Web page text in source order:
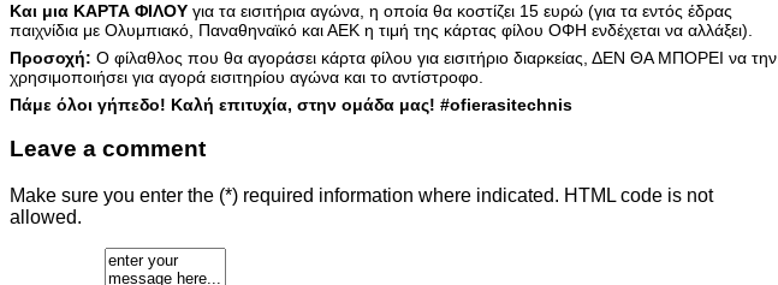
Και μια ΚΑΡΤΑ ΦΙΛΟΥ για τα εισιτήρια αγώνα, η οποία θα κοστίζει 15 ευρώ (για τα εντός έδρας
παιχνίδια με Ολυμπιακό, Παναθηναϊκό και ΑΕΚ η τιμή της κάρτας φίλου ΟΦΗ ενδέχεται να αλλάξει).
Προσοχή: Ο φίλαθλος που θα αγοράσει κάρτα φίλου για εισιτήριο διαρκείας, ΔΕΝ ΘΑ ΜΠΟΡΕΙ να την
χρησιμοποιήσει για αγορά εισιτηρίου αγώνα και το αντίστροφο.
Πάμε όλοι γήπεδο! Καλή επιτυχία, στην ομάδα μας! #ofierasitechnis
Leave a comment
Make sure you enter the (*) required information where indicated. HTML code is not
allowed.